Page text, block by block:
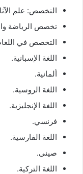
التخصص: علم
تخصص الرياضة
التخصص في
اللغة الإسبانية.
ألمانية.
اللغة الروسية.
اللغة الإنجليزية.
فرنسي.
اللغة الفارسية.
صينى.
اللغة التركية.